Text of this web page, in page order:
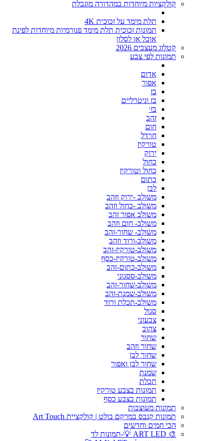
קולקציות מיוחדות במהדורה מוגבלת
תלת מימד על זכוכית 4K
תמונות זכוכית תלת מימד פנורמיות מיוחדות לפינת
אוכל או לסלון
קטלוג מעצבים 2026
תמונות לפי צבע
אדום
אפור
בז
בז וניטרליים
בז׳
זהב
חום
חרדל
טורקיז
ירוק
כחול
כחול וטורקיז
כתום
לבן
משולב -ירוק וזהב
משולב -כחול וזהב
משולב אפור זהב
משולב- חום וזהב
משולב- שחור-זהב
משולב-ורוד וזהב
משולב-טורקיז-זהב
משולב-טורקיז-כסף
משולב-כתום-זהב
משולב-ססגוני
משולב-שחור-זהב
משולב-שמנת-זהב
משולב-תכלת ורוד
סגול
צבעוני
צהוב
שחור
שחור וזהב
שחור לבן
שחור לבן ואפור
שמנת
תכלת
תמונות בצבע טורקיז
תמונות בצבע כסף
תמונות מעוצבות
תמונות קנבס במרקם בולט | קולקציית Art Touch
הכי חמים וחדשים
🎨 ART LED 💡-תמונות לד